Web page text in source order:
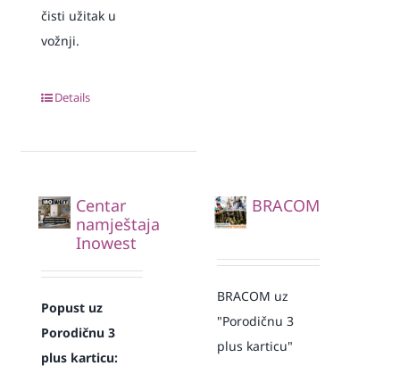
čisti užitak u
vožnji.
Details
Centar
namještaja
Inowest
Popust uz
Porodičnu 3
plus karticu:
BRACOM
BRACOM uz
"Porodičnu 3
plus karticu"